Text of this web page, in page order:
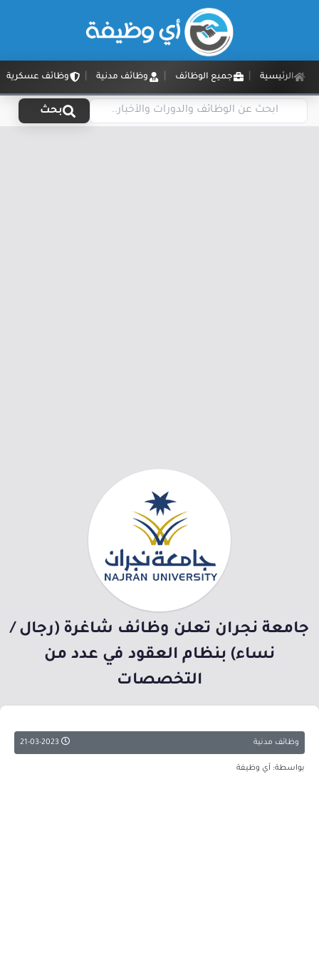
الرئيسية جميع الوظائف وظائف مدنية وظائف عسكرية
بحث
جامعة نجران تعلن وظائف شاغرة (رجال /
نساء) بنظام العقود في عدد من
التخصصات
وظائف مدنية
بواسطة: أي وظيفة